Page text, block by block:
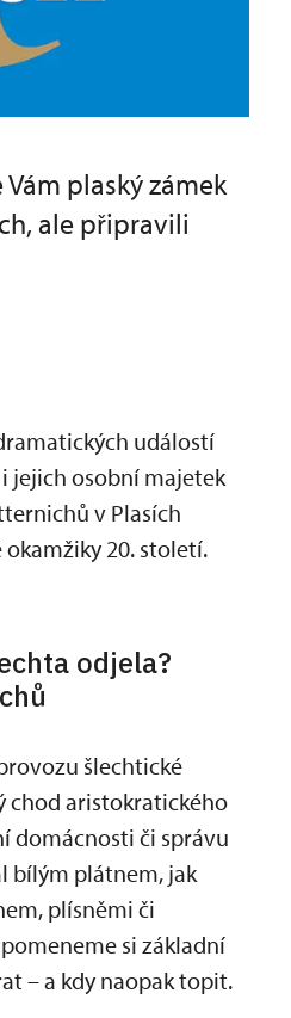
plaský zámek
ale připravili
událostí
i jejich osobní majetek
v Plasích
20. století.
odjela?
šlechtické
chod aristokratického
domácnosti či správu
bílým plátnem, jak
plísněmi či
si základní
– a kdy naopak topit.